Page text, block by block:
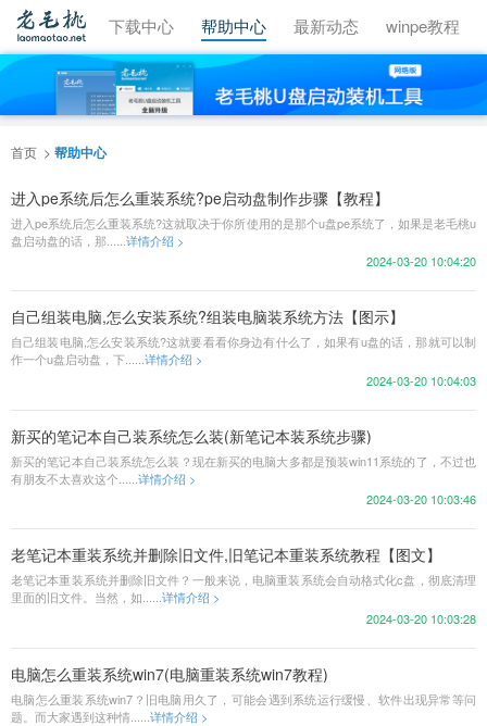
视频教程 下载中心 帮助中心 最新动态 winpe教程
首页 帮助中心
进入pe系统后怎么重装系统?pe启动盘制作步骤【教程】
进入pe系统后怎么重装系统?这就取决于你所使用的是那个u盘pe系统了，如果是老毛桃u
盘启动盘的话，那...... 详情介绍 >
2024-03-20 10:04:20
自己组装电脑,怎么安装系统?组装电脑装系统方法【图示】
自己组装电脑,怎么安装系统?这就要看看你身边有什么了，如果有u盘的话，那就可以制
作一个u盘启动盘，下......详情介绍 >
2024-03-20 10:04:03
新买的笔记本自己装系统怎么装(新笔记本装系统步骤)
新买的笔记本自己装系统怎么装？现在新买的电脑大多都是预装win11系统的了，不过也
有朋友不太喜欢这个...... 详情介绍 >
2024-03-20 10:03:46
老笔记本重装系统并删除旧文件,旧笔记本重装系统教程【图文】
老笔记本重装系统并删除旧文件？一般来说，电脑重装系统会自动格式化c盘，彻底清理
里面的旧文件。当然，如......详情介绍 >
2024-03-20 10:03:28
电脑怎么重装系统win7(电脑重装系统win7教程)
电脑怎么重装系统win7？旧电脑用久了，可能会遇到系统运行缓慢、软件出现异常等问
题。而大家遇到这种情...... 详情介绍 >